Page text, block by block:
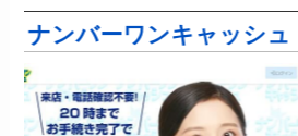
ナンバーワンキャッシュ